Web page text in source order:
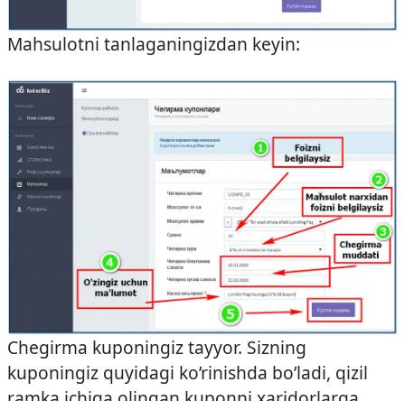
Mahsulotni tanlaganingizdan keyin:
Chegirma kuponingiz tayyor. Sizning
kuponingiz quyidagi ko’rinishda bo’ladi, qizil